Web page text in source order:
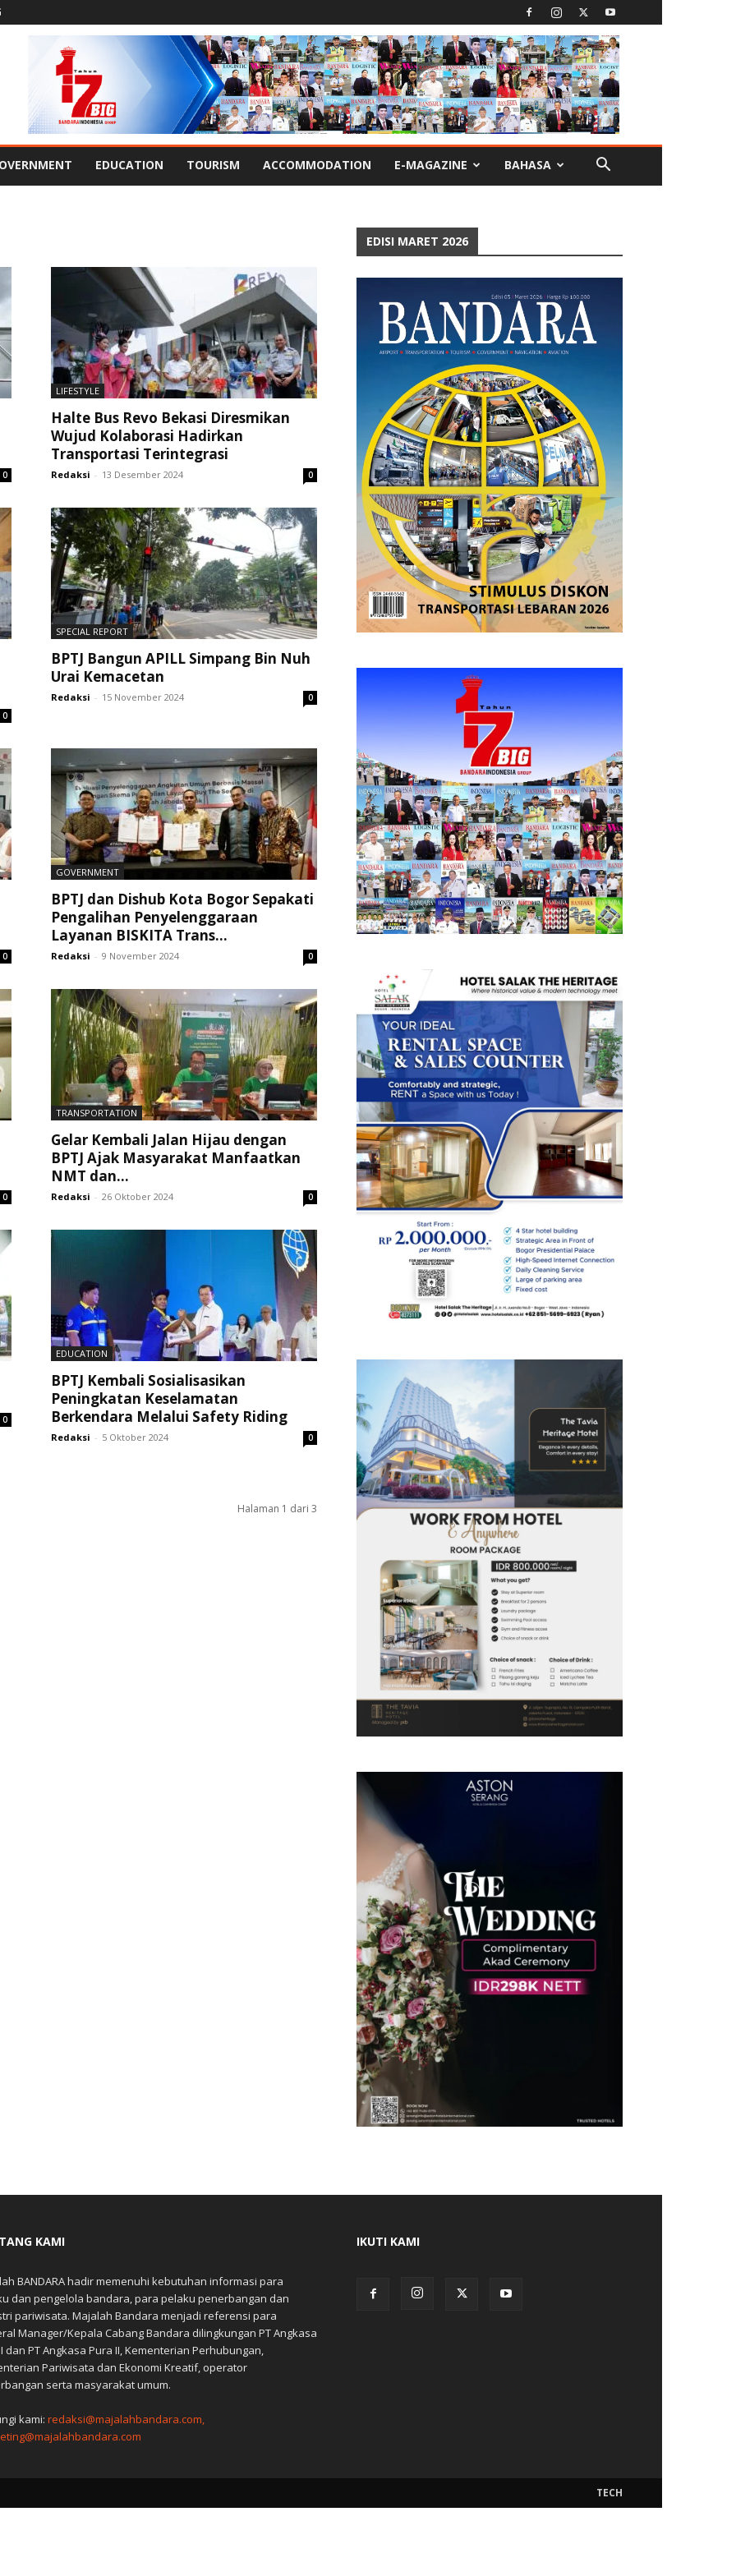
EDUCATION TOURISM ACCOMMODATION E-MAGAZINE BAHASA
0
LIFESTYLE
Halte Bus Revo Bekasi Diresmikan
Wujud Kolaborasi Hadirkan
Transportasi Terintegrasi
Redaksi - 13 Desember 2024 0
0
SPECIAL REPORT
BPTJ Bangun APILL Simpang Bin Nuh
Urai Kemacetan
Redaksi - 15 November 2024 0
0
GOVERNMENT
BPTJ dan Dishub Kota Bogor Sepakati
Pengalihan Penyelenggaraan
Layanan BISKITA Trans...
Redaksi - 9 November 2024 0
0
TRANSPORTATION
Gelar Kembali Jalan Hijau dengan
BPTJ Ajak Masyarakat Manfaatkan
NMT dan...
Redaksi - 26 Oktober 2024 0
0
EDUCATION
BPTJ Kembali Sosialisasikan
Peningkatan Keselamatan
Berkendara Melalui Safety Riding
Redaksi - 5 Oktober 2024 0
Halaman 1 dari 3
EDISI MARET 2026
KAMI
BANDARA hadir memenuhi kebutuhan informasi para
dan pengelola bandara, para pelaku penerbangan dan
pariwisata. Majalah Bandara menjadi referensi para
Manager/Kepala Cabang Bandara dilingkungan PT Angkasa
dan PT Angkasa Pura II, Kementerian Perhubungan,
Pariwisata dan Ekonomi Kreatif, operator
serta masyarakat umum.
kami: redaksi@majalahbandara.com,
IKUTI KAMI
TECH